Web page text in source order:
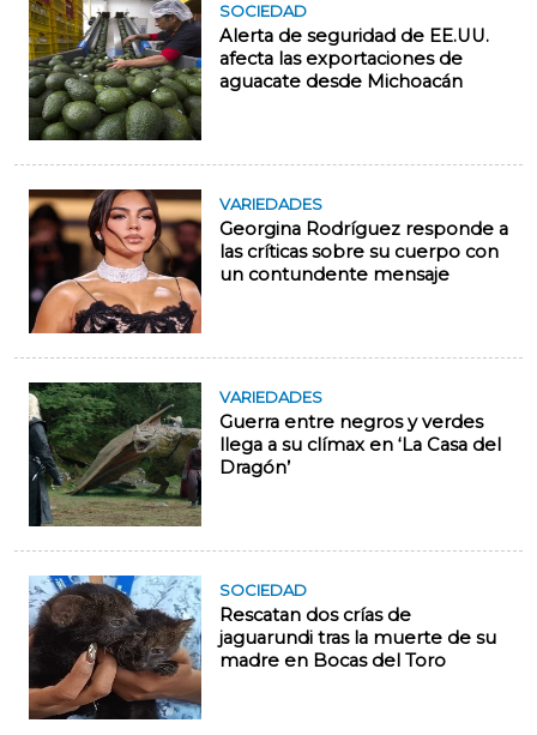
SOCIEDAD
Alerta de seguridad de EE.UU.
afecta las exportaciones de
aguacate desde Michoacán
VARIEDADES
Georgina Rodríguez responde a
las críticas sobre su cuerpo con
un contundente mensaje
VARIEDADES
Guerra entre negros y verdes
llega a su clímax en ‘La Casa del
Dragón’
SOCIEDAD
Rescatan dos crías de
jaguarundi tras la muerte de su
madre en Bocas del Toro